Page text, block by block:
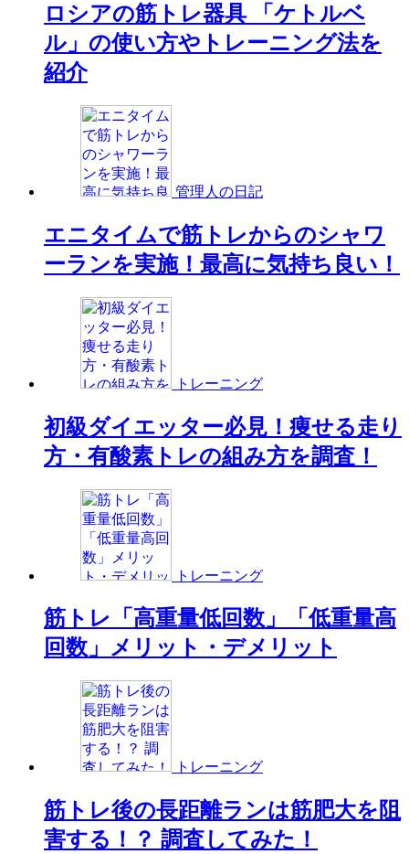
ロシアの筋トレ器具 「ケトルベ
ル」の使い方やトレーニング法を
紹介
管理人の日記
エニタイムで筋トレからのシャワ
ーランを実施！最高に気持ち良い！
トレーニング
初級ダイエッター必見！痩せる走り
方・有酸素トレの組み方を調査！
トレーニング
筋トレ「高重量低回数」「低重量高
回数」メリット・デメリット
トレーニング
筋トレ後の長距離ランは筋肥大を阻
害する！？ 調査してみた！